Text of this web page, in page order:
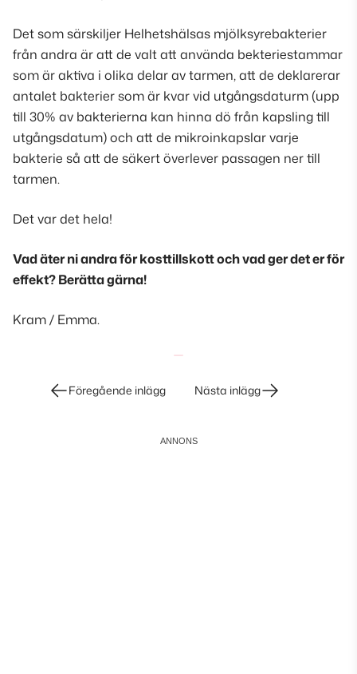
Det som särskiljer Helhetshälsas mjölksyrebakterier
från andra är att de valt att använda bekteriestammar
som är aktiva i olika delar av tarmen, att de deklarerar
antalet bakterier som är kvar vid utgångsdaturm (upp
till 30% av bakterierna kan hinna dö från kapsling till
utgångsdatum) och att de mikroinkapslar varje
bakterie så att de säkert överlever passagen ner till
tarmen.
Det var det hela!
Vad äter ni andra för kosttillskott och vad ger det er för
effekt? Berätta gärna!
Kram / Emma.
InläggsnavigeringFöregående inlägg Nästa inlägg